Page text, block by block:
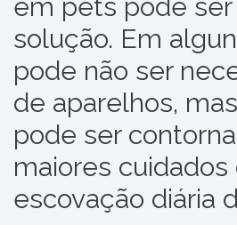
em pets pode
solução. Em
pode não ser
de aparelhos,
pode ser
maiores cuidados
escovação diária